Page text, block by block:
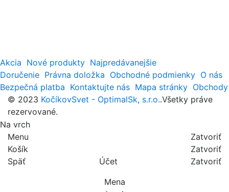
Akcia Nové produkty Najpredávanejšie
Doručenie Právna doložka Obchodné podmienky O nás
Bezpečná platba Kontaktujte nás Mapa stránky Obchody
© 2023 KočíkovSvet - OptimalSk, s.r.o..Všetky práve
rezervované.
Na vrch
Menu
Zatvoriť
Košík
Zatvoriť
Späť
Účet
Zatvoriť
Mena